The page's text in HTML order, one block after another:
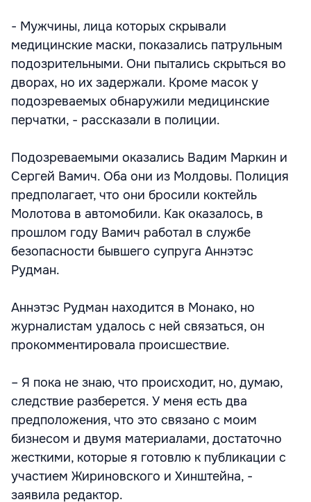
- Мужчины, лица которых скрывали
медицинские маски, показались патрульным
подозрительными. Они пытались скрыться во
дворах, но их задержали. Кроме масок у
подозреваемых обнаружили медицинские
перчатки, - рассказали в полиции.
Подозреваемыми оказались Вадим Маркин и
Сергей Вамич. Оба они из Молдовы. Полиция
предполагает, что они бросили коктейль
Молотова в автомобили. Как оказалось, в
прошлом году Вамич работал в службе
безопасности бывшего супруга Аннэтэс
Рудман.
Аннэтэс Рудман находится в Монако, но
журналистам удалось с ней связаться, он
прокомментировала происшествие.
– Я пока не знаю, что происходит, но, думаю,
следствие разберется. У меня есть два
предположения, что это связано с моим
бизнесом и двумя материалами, достаточно
жесткими, которые я готовлю к публикации с
участием Жириновского и Хинштейна, -
заявила редактор.